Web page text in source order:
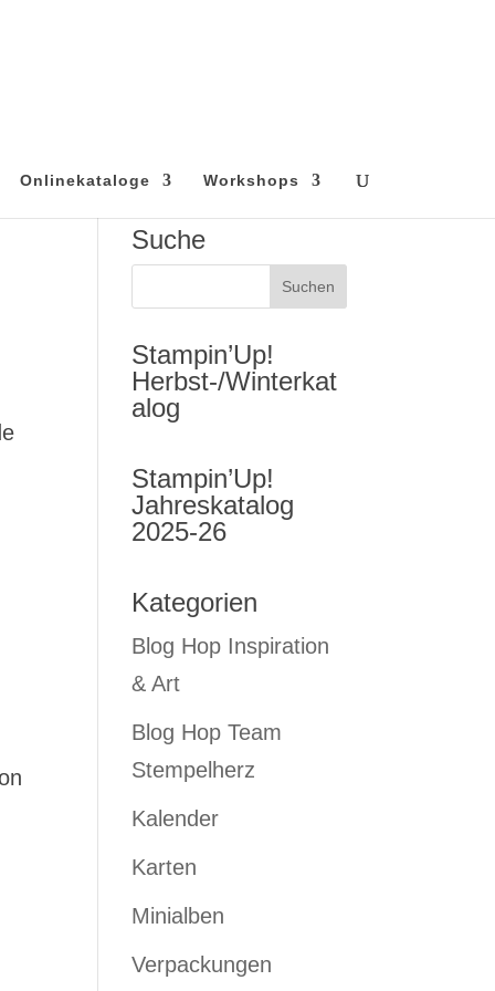
Onlinekataloge Workshops
Suche
Stampin’Up!
Herbst-/Winterkat
alog
Stampin’Up!
Jahreskatalog
2025-26
Kategorien
Blog Hop Inspiration
& Art
Blog Hop Team
Stempelherz
Kalender
Karten
Minialben
Verpackungen